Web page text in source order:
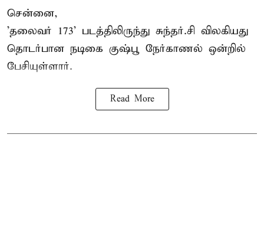
சென்னை,
'தலைவர் 173' படத்திலிருந்து சுந்தர்.சி விலகியது
தொடர்பான நடிகை குஷ்பூ நேர்காணல் ஒன்றில்
பேசியுள்ளார்.
Read More